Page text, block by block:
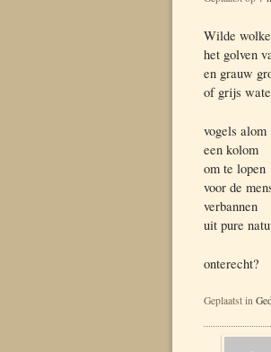
Wilde
het golven
en grauw
of grijs
vogels alom
een kolom
om te lopen
voor de
verbannen
uit pure
onterecht?
Geplaatst in